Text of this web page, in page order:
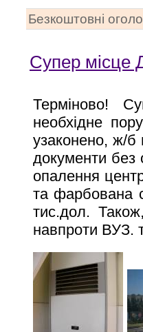
Безкоштовні
Супер місце
Терміново!
необхідне
узаконено, ж/б
документи без
опалення
та фарбована
тис.дол.
навпроти ВУЗ.